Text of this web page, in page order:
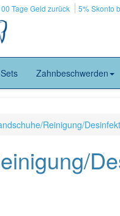
Tage Geld zurück 5% Skonto
Zahnbeschwerden
Reinigung/